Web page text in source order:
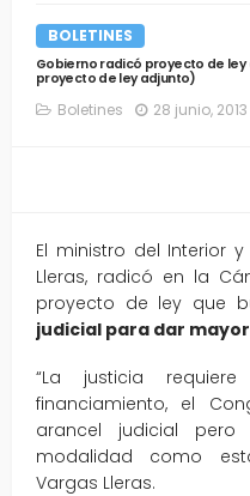
BOLETINES
Gobierno radicó proyecto de
proyecto de ley adjunto)
Boletines 28 junio, 2013
El ministro del Interior
Lleras, radicó en la
proyecto de ley que
judicial para dar
“La justicia
financiamiento, el
arancel judicial
modalidad como
Vargas Lleras.